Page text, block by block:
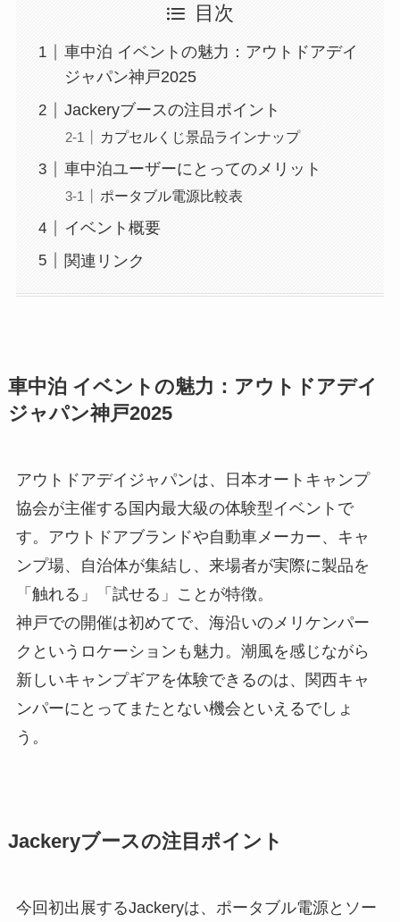
目次
車中泊 イベントの魅力：アウトドアデイ
ジャパン神戸2025
Jackeryブースの注目ポイント
カプセルくじ景品ラインナップ
車中泊ユーザーにとってのメリット
ポータブル電源比較表
イベント概要
関連リンク
車中泊 イベントの魅力：アウトドアデイ
ジャパン神戸2025
アウトドアデイジャパンは、日本オートキャンプ
協会が主催する国内最大級の体験型イベントで
す。アウトドアブランドや自動車メーカー、キャ
ンプ場、自治体が集結し、来場者が実際に製品を
「触れる」「試せる」ことが特徴。
神戸での開催は初めてで、海沿いのメリケンパー
クというロケーションも魅力。潮風を感じながら
新しいキャンプギアを体験できるのは、関西キャ
ンパーにとってまたとない機会といえるでしょ
う。
Jackeryブースの注目ポイント
今回初出展するJackeryは、ポータブル電源とソー